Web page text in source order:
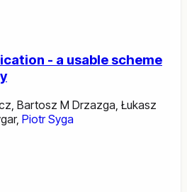
- a usable scheme
Bartosz M Drzazga Łukasz
, Piotr Syga